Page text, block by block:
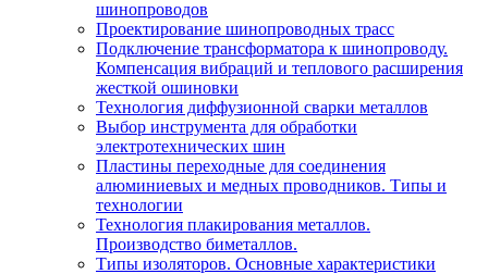
шинопроводов
Проектирование шинопроводных трасс
Подключение трансформатора к шинопроводу.
Компенсация вибраций и теплового расширения
жесткой ошиновки
Технология диффузионной сварки металлов
Выбор инструмента для обработки
электротехнических шин
Пластины переходные для соединения
алюминиевых и медных проводников. Типы и
технологии
Технология плакирования металлов.
Производство биметаллов.
Типы изоляторов. Основные характеристики